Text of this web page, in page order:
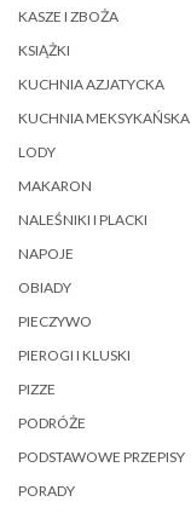
KASZE I ZBOŻA
KSIĄŻKI
KUCHNIA AZJATYCKA
KUCHNIA MEKSYKAŃSKA
LODY
MAKARON
NALEŚNIKI I PLACKI
NAPOJE
OBIADY
PIECZYWO
PIEROGI I KLUSKI
PIZZE
PODRÓŻE
PODSTAWOWE PRZEPISY
PORADY